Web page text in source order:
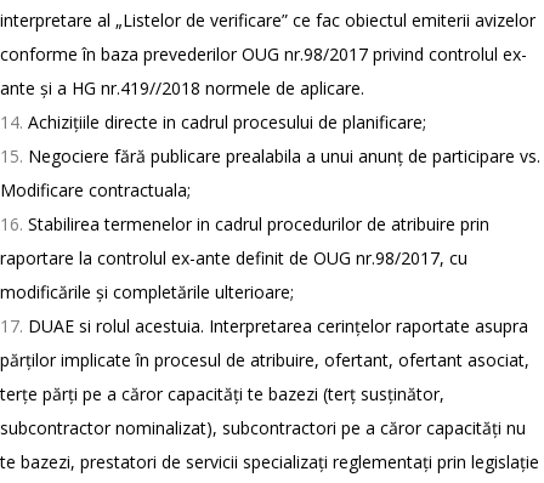
interpretare al „Listelor de verificare” ce fac obiectul emiterii avizelor
conforme în baza prevederilor OUG nr.98/2017 privind controlul ex-
ante și a HG nr.419//2018 normele de aplicare.
Achizițiile directe in cadrul procesului de planificare;
Negociere fără publicare prealabila a unui anunț de participare vs.
Modificare contractuala;
Stabilirea termenelor in cadrul procedurilor de atribuire prin
raportare la controlul ex-ante definit de OUG nr.98/2017, cu
modificările și completările ulterioare;
DUAE si rolul acestuia. Interpretarea cerințelor raportate asupra
părților implicate în procesul de atribuire, ofertant, ofertant asociat,
terțe părți pe a căror capacități te bazezi (terț susținător,
subcontractor nominalizat), subcontractori pe a căror capacități nu
te bazezi, prestatori de servicii specializați reglementați prin legislație